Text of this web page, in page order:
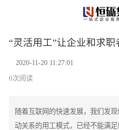
“灵活用工”让企业和求职
2020-11-20 11:27:01
0次阅读
随着互联网的快速发展，我们发
动关系的用工模式，已经不能满